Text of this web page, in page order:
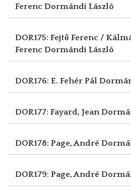
Ferenc Dormándi László
DOR175: Fejtő Ferenc /
Ferenc Dormándi László
DOR176: E. Fehér Pál
DOR177: Fayard, Jean
DOR178: Page, André
DOR179: Page, André